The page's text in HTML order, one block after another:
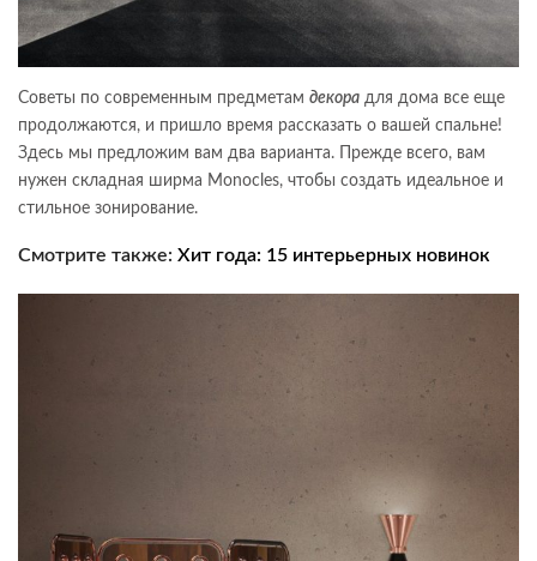
Советы по современным предметам декора для дома все еще
продолжаются, и пришло время рассказать о вашей спальне!
Здесь мы предложим вам два варианта. Прежде всего, вам
нужен складная ширма Monocles, чтобы создать идеальное и
стильное зонирование.
Смотрите также: Хит года: 15 интерьерных новинок